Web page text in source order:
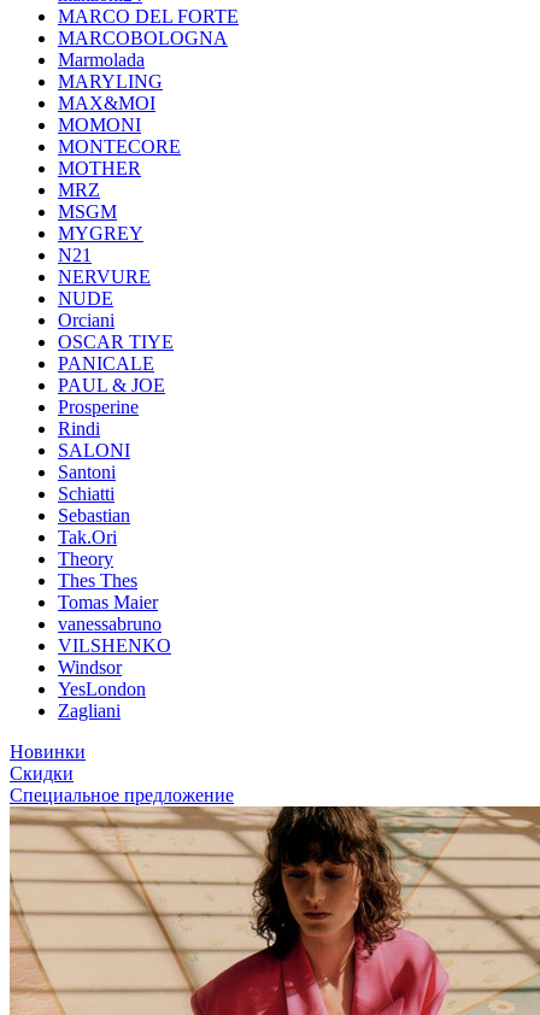
MARCO DEL FORTE
MARCOBOLOGNA
Marmolada
MARYLING
MAX&MOI
MOMONI
MONTECORE
MOTHER
MRZ
MSGM
MYGREY
N21
NERVURE
NUDE
Orciani
OSCAR TIYE
PANICALE
PAUL & JOE
Prosperine
Rindi
SALONI
Santoni
Schiatti
Sebastian
Tak.Ori
Theory
Thes Thes
Tomas Maier
vanessabruno
VILSHENKO
Windsor
YesLondon
Zagliani
Новинки
Скидки
Специальное предложение